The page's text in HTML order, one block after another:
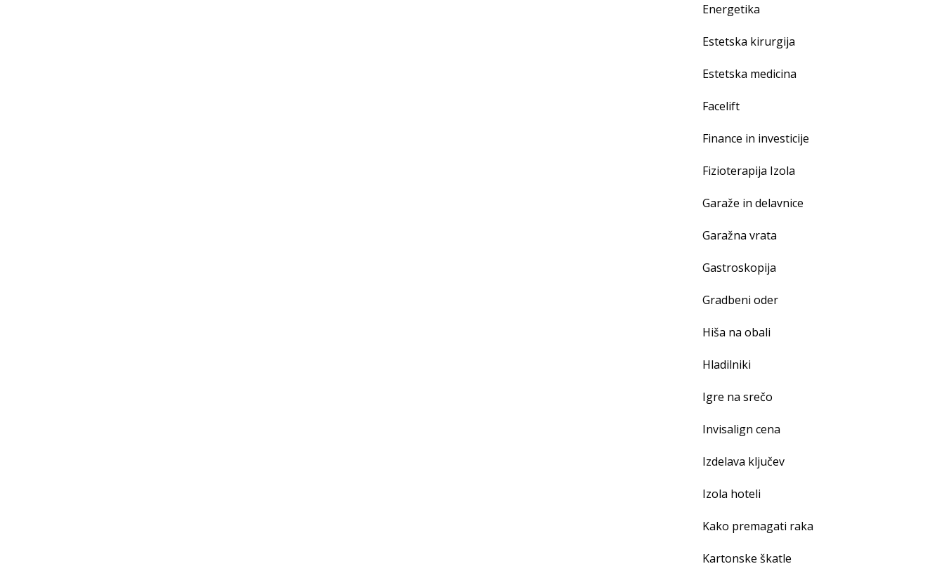
Energetika
Estetska kirurgija
Estetska medicina
Facelift
Finance in investicije
Fizioterapija Izola
Garaže in delavnice
Garažna vrata
Gastroskopija
Gradbeni oder
Hiša na obali
Hladilniki
Igre na srečo
Invisalign cena
Izdelava ključev
Izola hoteli
Kako premagati raka
Kartonske škatle